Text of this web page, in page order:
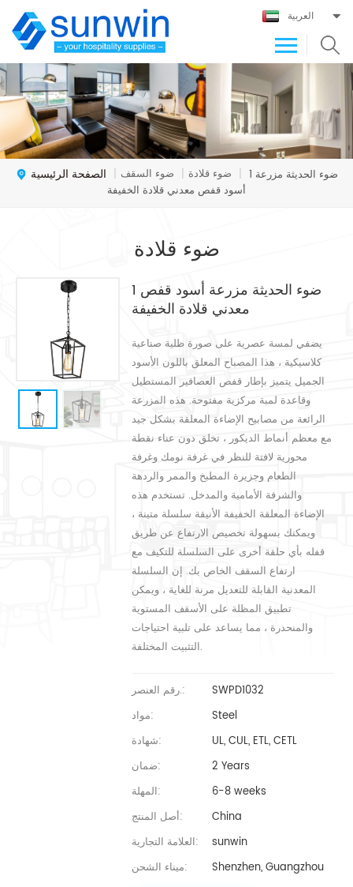
العربية
الصفحة الرئيسية | ضوء السقف | ضوء قلادة | 1 ضوء الحديثة مزرعة
أسود قفص معدني قلادة الخفيفة
ضوء قلادة
1 ضوء الحديثة مزرعة أسود قفص
معدني قلادة الخفيفة
يضفي لمسة عصرية على صورة ظلية صناعية
كلاسيكية ، هذا المصباح المعلق باللون الأسود
الجميل يتميز بإطار قفص العصافير المستطيل
وقاعدة لمبة مركزية مفتوحة. هذه المزرعة
الرائعة من مصابيح الإضاءة المعلقة بشكل جيد
مع معظم أنماط الديكور ، تخلق دون عناء نقطة
محورية لافتة للنظر في غرفة نومك وغرفة
الطعام وجزيرة المطبخ والممر والردهة
والشرفة الأمامية والمدخل. تستخدم هذه
الإضاءة المعلقة الخفيفة الأنيقة سلسلة متينة ،
ويمكنك بسهولة تخصيص الارتفاع عن طريق
قفله بأي حلقة أخرى على السلسلة للتكيف مع
ارتفاع السقف الخاص بك. إن السلسلة
المعدنية القابلة للتعديل مرنة للغاية ، ويمكن
تطبيق المظلة على الأسقف المستوية
والمنحدرة ، مما يساعد على تلبية احتياجات
التثبيت المختلفة.
رقم العنصر.:
SWPD1032
مواد:
Steel
شهادة:
UL, CUL, ETL, CETL
ضمان:
2 Years
المهلة:
6-8 weeks
أصل المنتج:
China
العلامة التجارية:
sunwin
ميناء الشحن:
Shenzhen, Guangzhou